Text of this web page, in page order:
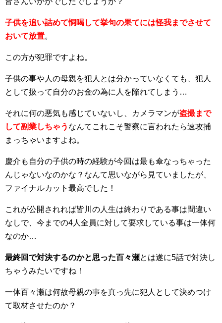
子供を追い詰めて恫喝して挙句の果てには怪我までさせて
おいて放置。
この方が犯罪ですよね。
子供の事や人の母親を犯人とは分かっていなくても、犯人
として扱って自分のお金の為に人を陥れてしまう…
それに何の悪気も感じていないし、カメラマンが盗撮まで
して副業しちゃう なんてこれこそ警察に言われたら速攻捕
まっちゃいますよね。
慶介も自分の子供の時の経験が今回は最も傘なっちゃった
んじゃないなのかな？なんて思いながら見ていましたが、
ファイナルカット最高でした！
これが公開されれば皆川の人生は終わりである事は間違い
なしで、今までの4人全員に対して要求している事は一体何
なのか…
最終回で対決するのかと思った百々瀬とは遂に5話で対決し
ちゃうみたいですね！
一体百々瀬は何故母親の事を真っ先に犯人として決めつけ
て取材させたのか？